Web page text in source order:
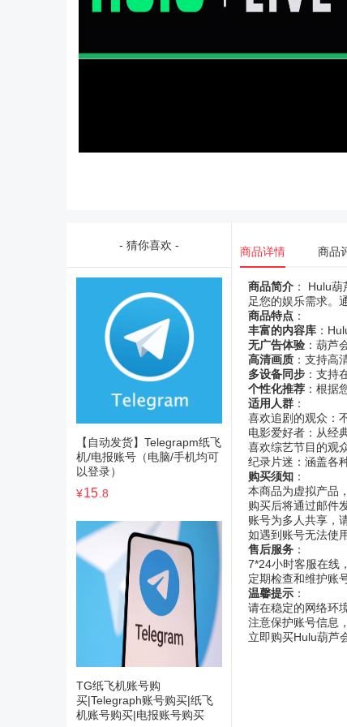
- 猜你喜欢 -
【自动发货】Telegrapm纸飞
机/电报账号（电脑/手机均可
以登录）
¥15 .8
TG纸飞机账号购
买|Telegraph账号购买|纸飞
机账号购买|电报账号购买
商品详情 商品
商品简介 ： Hulu
足您的娱乐需求。
商品特点 ：
丰富的内容库 ：
无广告体验 ：葫芦
高清画质 ：支持高
多设备同步 ：支持
个性化推荐 ：根据
适用人群 ：
喜欢追剧的观众：
电影爱好者：从经
喜欢综艺节目的观
纪录片迷：涵盖各
购买须知 ：
本商品为虚拟产品
购买后将通过邮件
账号为多人共享，
如遇到账号无法使
售后服务 ：
7*24小时客服在线
定期检查和维护账
温馨提示 ：
请在稳定的网络环
注意保护账号信息
立即购买Hulu葫芦